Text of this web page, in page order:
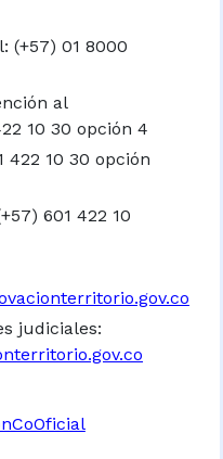
(+57) 01 8000
al
10 30 opción 4
422 10 30 opción
601 422 10
judiciales: